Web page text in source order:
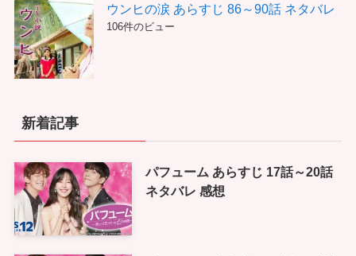
ウンヒの涙 あらすじ 86～90話 ネタバレ
106件のビュー
新着記事
パフューム あらすじ 17話～20話
ネタバレ 感想